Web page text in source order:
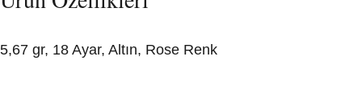
5,67 gr, 18 Ayar, Altın, Rose Renk